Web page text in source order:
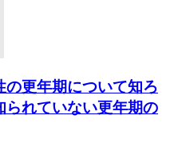
更年期について知ろ
られていない更年期の